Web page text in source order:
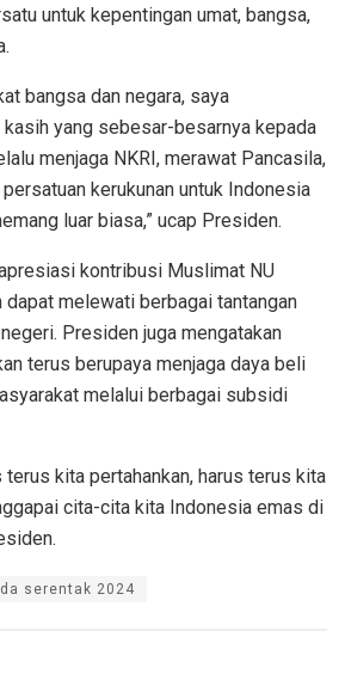
untuk kepentingan umat, bangsa,
bangsa dan negara, saya
yang sebesar-besarnya kepada
menjaga NKRI, merawat Pancasila,
kerukunan untuk Indonesia
luar biasa,” ucap Presiden.
kontribusi Muslimat NU
melewati berbagai tantangan
Presiden juga mengatakan
terus berupaya menjaga daya beli
melalui berbagai subsidi
terus kita pertahankan, harus terus kita
cita-cita kita Indonesia emas di
serentak 2024